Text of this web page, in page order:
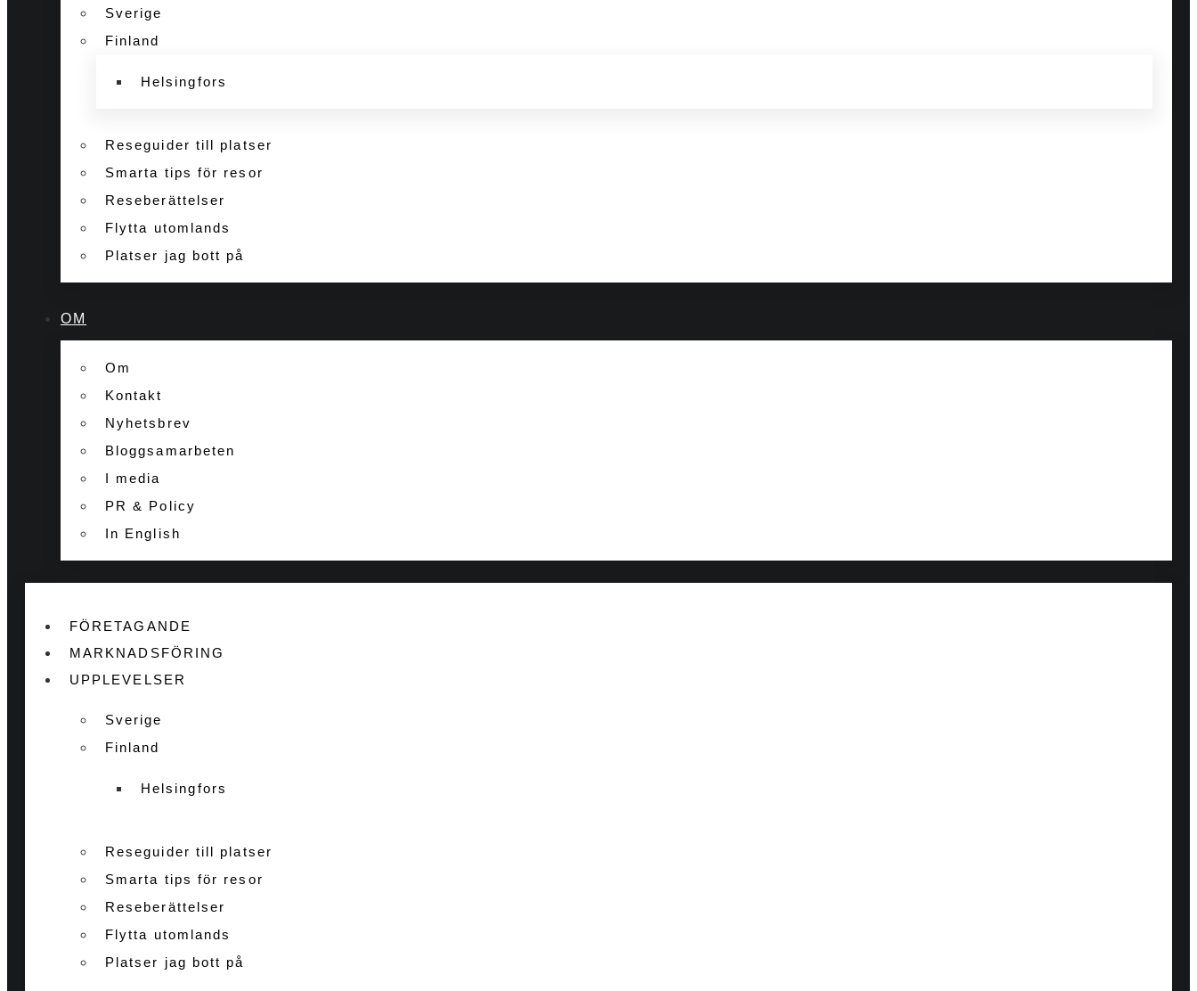
Sverige
Finland
Helsingfors
Reseguider till platser
Smarta tips för resor
Reseberättelser
Flytta utomlands
Platser jag bott på
OM
Om
Kontakt
Nyhetsbrev
Bloggsamarbeten
I media
PR & Policy
In English
FÖRETAGANDE
MARKNADSFÖRING
UPPLEVELSER
Sverige
Finland
Helsingfors
Reseguider till platser
Smarta tips för resor
Reseberättelser
Flytta utomlands
Platser jag bott på